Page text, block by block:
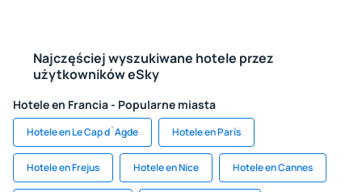
Najczęściej wyszukiwane hotele przez
użytkowników eSky
Hotele en Francia - Popularne miasta
Hotele en Le Cap d`Agde Hotele en París
Hotele en Frejus Hotele en Nice Hotele en Cannes